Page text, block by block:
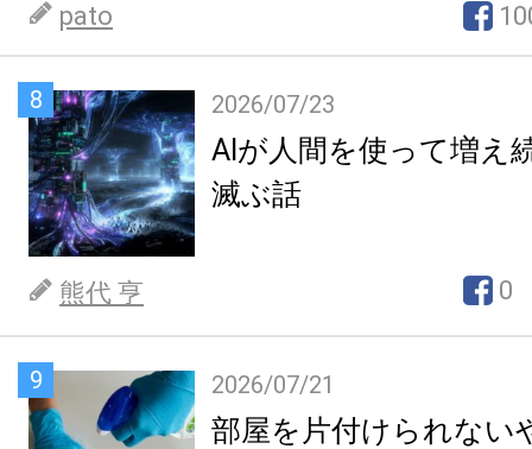
pato
8 2026/07/23
AIが人間を使って増え
滅ぶ話
熊代 亨 0
9 2026/07/21
部屋を片付けられない